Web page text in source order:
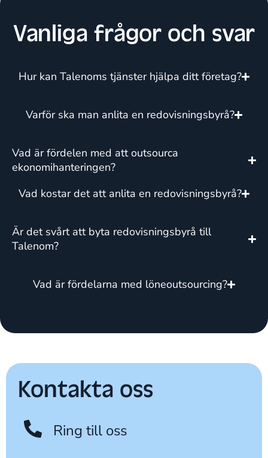
Vanliga frågor och svar
Hur kan Talenoms tjänster hjälpa ditt företag?
Varför ska man anlita en redovisningsbyrå?
Vad är fördelen med att outsourca
ekonomihanteringen?
Vad kostar det att anlita en redovisningsbyrå?
Är det svårt att byta redovisningsbyrå till
Talenom?
Vad är fördelarna med löneoutsourcing?
Kontakta oss
Ring till oss